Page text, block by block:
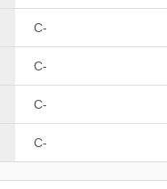
C-
C-
C-
C-